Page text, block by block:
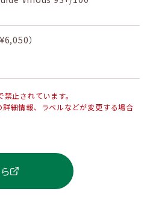
）
止されています。
細情報、ラベルなどが変更する場合